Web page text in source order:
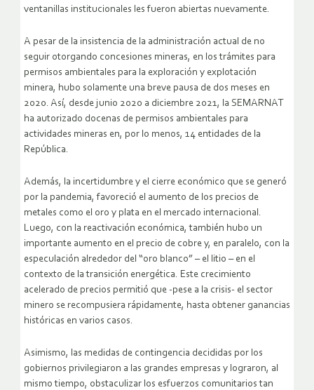
ventanillas institucionales les fueron abiertas nuevamente.
A pesar de la insistencia de la administración actual de no
seguir otorgando concesiones mineras, en los trámites para
permisos ambientales para la exploración y explotación
minera, hubo solamente una breve pausa de dos meses en
2020. Así, desde junio 2020 a diciembre 2021, la SEMARNAT
ha autorizado docenas de permisos ambientales para
actividades mineras en, por lo menos, 14 entidades de la
República.
Además, la incertidumbre y el cierre económico que se generó
por la pandemia, favoreció el aumento de los precios de
metales como el oro y plata en el mercado internacional.
Luego, con la reactivación económica, también hubo un
importante aumento en el precio de cobre y, en paralelo, con la
especulación alrededor del “oro blanco” – el litio – en el
contexto de la transición energética. Este crecimiento
acelerado de precios permitió que -pese a la crisis- el sector
minero se recompusiera rápidamente, hasta obtener ganancias
históricas en varios casos.
Asimismo, las medidas de contingencia decididas por los
gobiernos privilegiaron a las grandes empresas y lograron, al
mismo tiempo, obstaculizar los esfuerzos comunitarios tan